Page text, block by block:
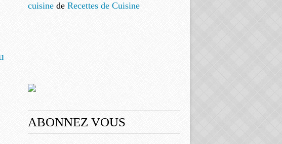
cuisine de Recettes de Cuisine
ABONNEZ VOUS